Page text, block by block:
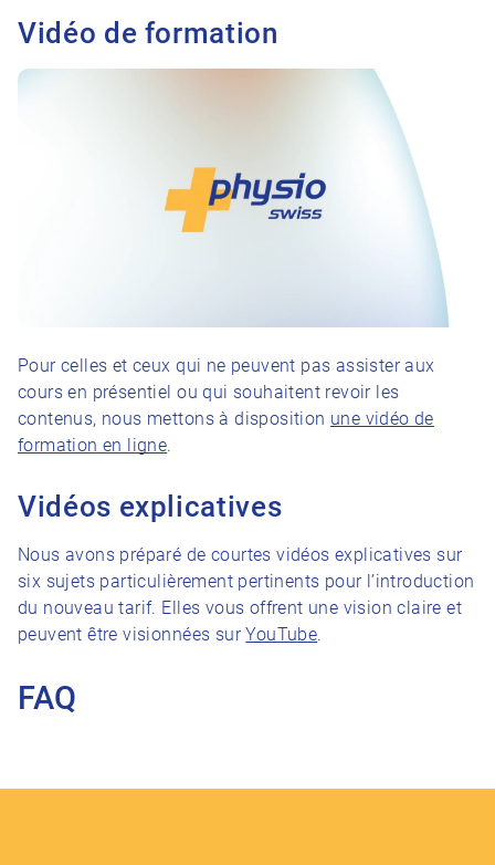
Vidéo de formation
Pour celles et ceux qui ne peuvent pas assister aux
cours en présentiel ou qui souhaitent revoir les
contenus, nous mettons à disposition une vidéo de
formation en ligne.
Vidéos explicatives
Nous avons préparé de courtes vidéos explicatives sur
six sujets particulièrement pertinents pour l’introduction
du nouveau tarif. Elles vous offrent une vision claire et
peuvent être visionnées surYouTube.
FAQ